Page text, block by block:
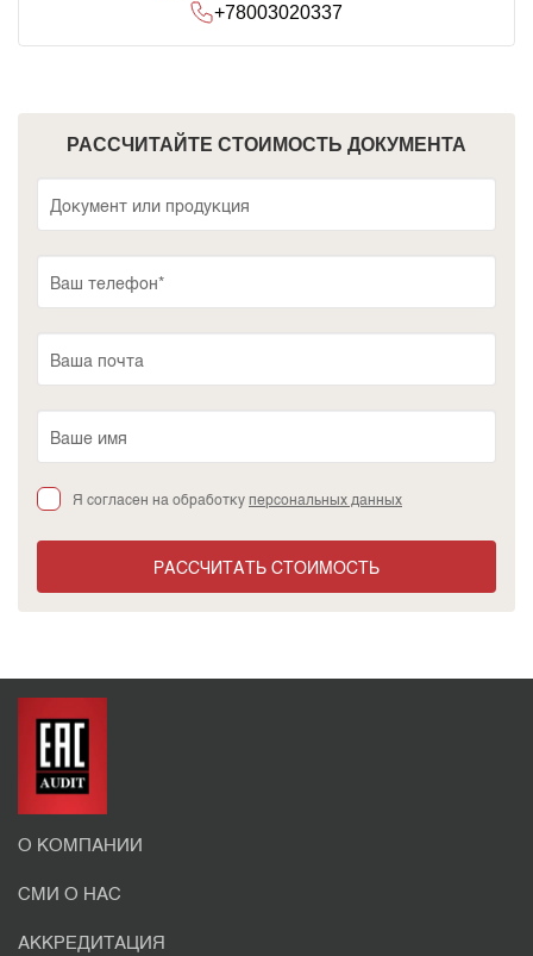
+78003020337
РАССЧИТАЙТЕ СТОИМОСТЬ ДОКУМЕНТА
Я согласен на обработкуперсональных данных
РАССЧИТАТЬ СТОИМОСТЬ
О КОМПАНИИ
СМИ О НАС
АККРЕДИТАЦИЯ